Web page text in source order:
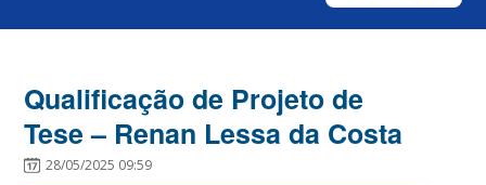
Qualificação de Projeto de
Tese – Renan Lessa da Costa
28/05/2025 09:59